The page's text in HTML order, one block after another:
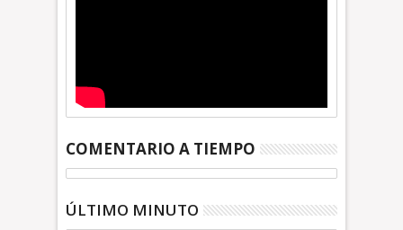
COMENTARIO A TIEMPO
ÚLTIMO MINUTO